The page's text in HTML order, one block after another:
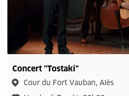
Concert "Tostaki"
Cour du Fort Vauban, Alès